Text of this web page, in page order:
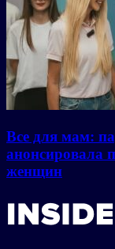
Все для мам:
анонсировала
женщин